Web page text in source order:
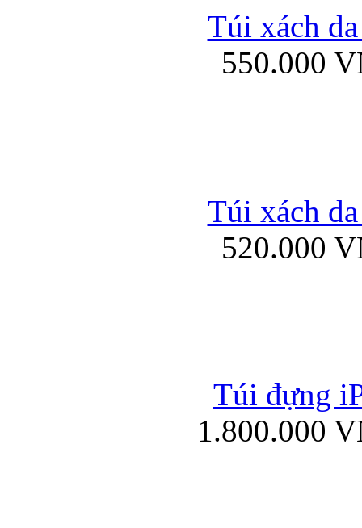
Bao da iPad
Túi xách da
Túi xách
550.000
Túi xách
520.000
Túi đựng
1.800.000